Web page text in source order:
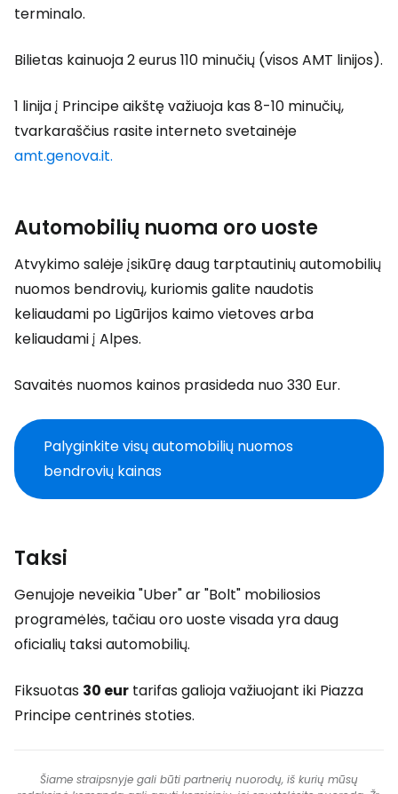
terminalo.
Bilietas kainuoja 2 eurus 110 minučių (visos AMT linijos).
1 linija į Principe aikštę važiuoja kas 8-10 minučių,
tvarkaraščius rasite interneto svetainėje
amt.genova.it.
Automobilių nuoma oro uoste
Atvykimo salėje įsikūrę daug tarptautinių automobilių
nuomos bendrovių, kuriomis galite naudotis
keliaudami po Ligūrijos kaimo vietoves arba
keliaudami į Alpes.
Savaitės nuomos kainos prasideda nuo 330 Eur.
Palyginkite visų automobilių nuomos
bendrovių kainas
Taksi
Genujoje neveikia "Uber" ar "Bolt" mobiliosios
programėlės, tačiau oro uoste visada yra daug
oficialių taksi automobilių.
Fiksuotas 30 eur tarifas galioja važiuojant iki Piazza
Principe centrinės stoties.
Šiame straipsnyje gali būti partnerių nuorodų, iš kurių mūsų